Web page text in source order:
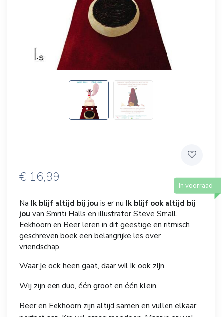
€ 16,99
In voorraad
Na Ik blijf altijd bij jou is er nu Ik blijf ook altijd bij
jou van Smriti Halls en illustrator Steve Small.
Eekhoorn en Beer leren in dit geestige en ritmisch
geschreven boek een belangrijke les over
vriendschap.
Waar je ook heen gaat, daar wil ik ook zijn.
Wij zijn een duo, één groot en één klein.
Beer en Eekhoorn zijn altijd samen en vullen elkaar